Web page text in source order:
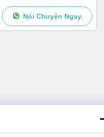
Powder
Nói Chuyện Ngay.